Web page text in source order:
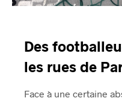
Des
les rues de
Face à une certaine